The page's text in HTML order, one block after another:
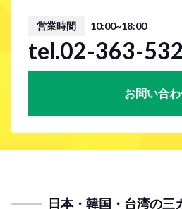
営業時間 10:00~18:00
tel.02-363-
お問い合
日本・韓国・台湾の三